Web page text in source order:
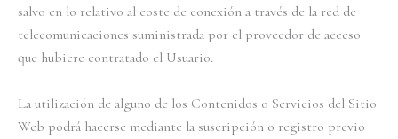
salvo en lo relativo al coste de conexión a través de la red de
telecomunicaciones suministrada por el proveedor de acceso
que hubiere contratado el Usuario.
La utilización de alguno de los Contenidos o Servicios del Sitio
Web podrá hacerse mediante la suscripción o registro previo